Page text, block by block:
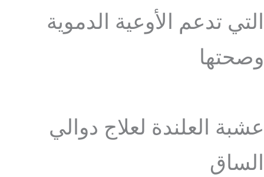
التي تدعم الأوعية الدموية
وصحتها
عشبة العلندة لعلاج دوالي
الساق